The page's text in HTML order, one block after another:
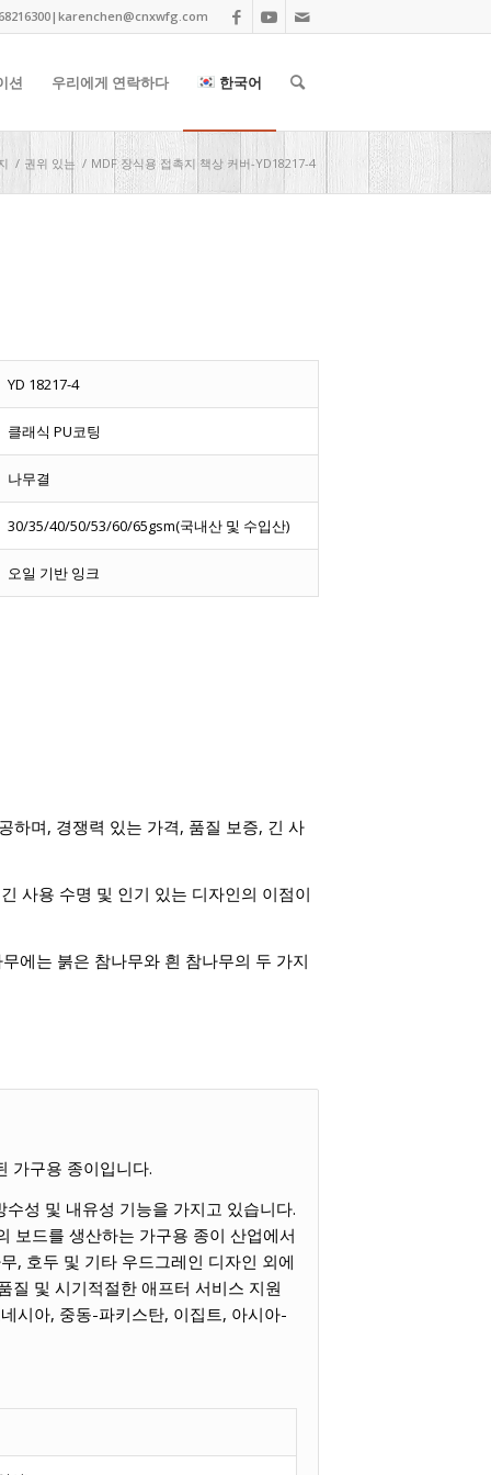
karenchen@cnxwfg.com
션 우리에게 연락하다 한국어
/ 권위 있는 / MDF 장식용 접촉지 책상 커버-YD18217-4
YD 18217-4
클래식 PU코팅
나무결
30/35/40/50/53/60/65gsm(국내산 및 수입산)
오일 기반 잉크
하며, 경쟁력 있는 가격, 품질 보증, 긴 사
사용 수명 및 인기 있는 디자인의 이점이
에는 붉은 참나무와 흰 참나무의 두 가지
가구용 종이입니다.
성 및 내유성 기능을 가지고 있습니다.
보드를 생산하는 가구용 종이 산업에서
, 호두 및 기타 우드그레인 디자인 외에
질 및 시기적절한 애프터 서비스 지원
시아, 중동-파키스탄, 이집트, 아시아-